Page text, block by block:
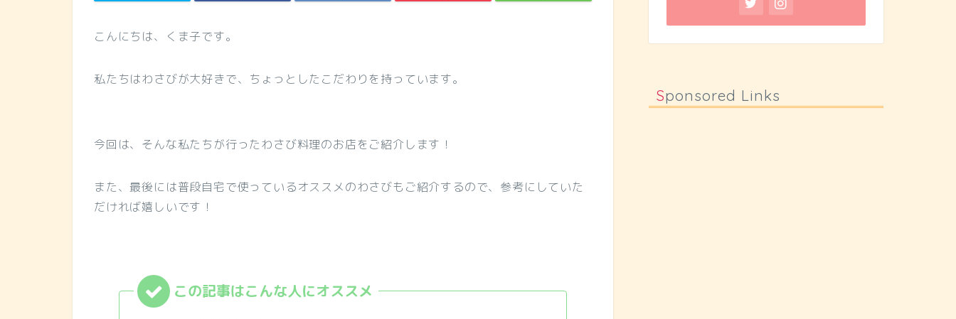
こんにちは、くま子です。
私たちはわさびが大好きで、ちょっとしたこだわりを持っています。
今回は、そんな私たちが行ったわさび料理のお店をご紹介します！
また、最後には普段自宅で使っているオススメのわさびもご紹介するので、参考にしていた
だければ嬉しいです！
Sponsored Links